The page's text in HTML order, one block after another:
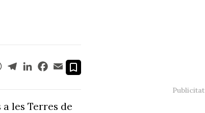
WhatsApp
TelegramLinkedInFacebook
Email
les Terres de